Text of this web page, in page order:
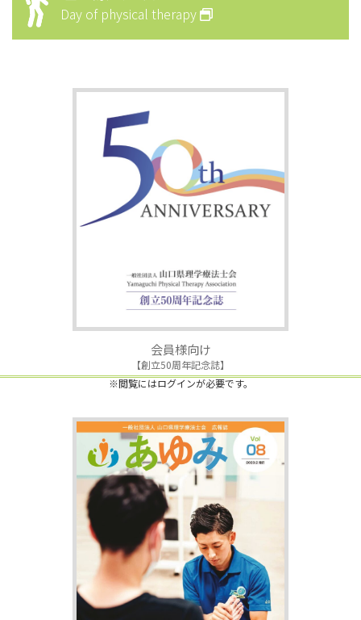
Day of physical therapy
会員様向け
【創立50周年記念誌】
※閲覧にはログインが必要です。